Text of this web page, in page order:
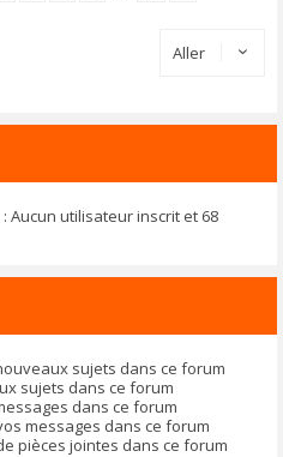
Aller
Aucun utilisateur inscrit et 68
sujets dans ce forum
sujets dans ce forum
dans ce forum
messages dans ce forum
pièces jointes dans ce forum